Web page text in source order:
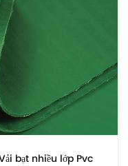
bạt nhiều lớp Pvc